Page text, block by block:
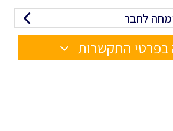
לחבר
בפרטי התקשרות